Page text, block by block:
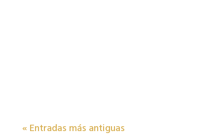
« Entradas más antiguas